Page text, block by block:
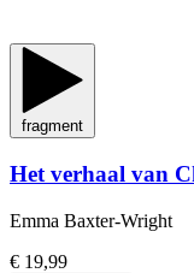
fragment
Het verhaal van
Emma Baxter-Wright
€ 19,99